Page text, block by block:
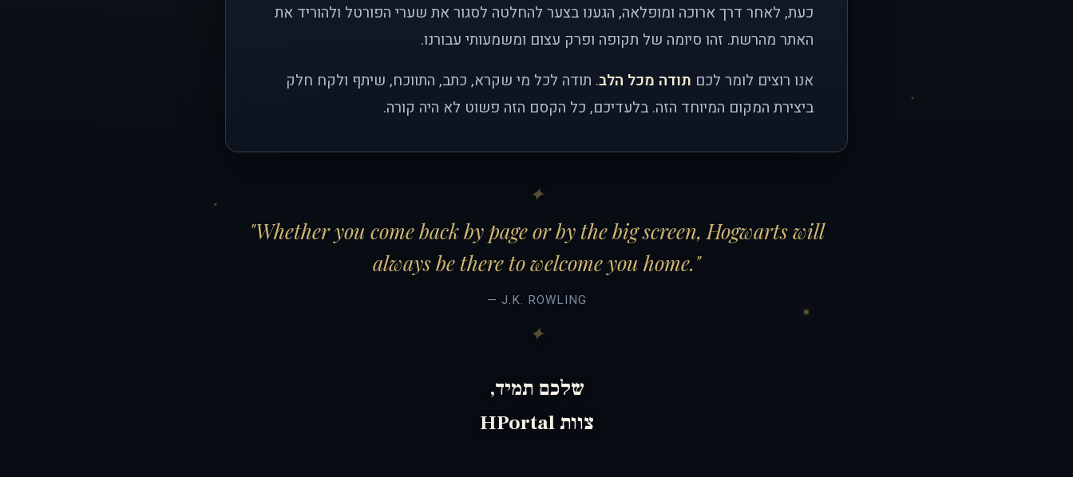
כעת, לאחר דרך ארוכה ומופלאה, הגענו בצער להחלטה לסגור את שערי הפורטל ולהוריד את
האתר מהרשת. זהו סיומה של תקופה ופרק עצום ומשמעותי עבורנו.
אנו רוצים לומר לכם תודה מכל הלב. תודה לכל מי שקרא, כתב, התווכח, שיתף ולקח חלק
ביצירת המקום המיוחד הזה. בלעדיכם, כל הקסם הזה פשוט לא היה קורה.
"Whether you come back by page or by the big screen, Hogwarts will
always be there to welcome you home."
— J.K. ROWLING
שלכם תמיד,
צוות HPortal